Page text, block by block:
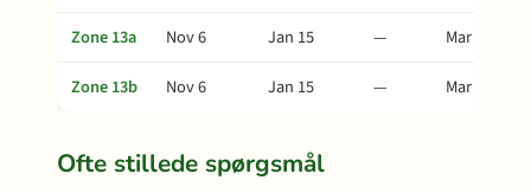
Zone 13a Nov 6 Jan 15 —
Mar 21
Zone 13b
Nov 6 Jan 15 — Mar 21
Ofte stillede spørgsmål